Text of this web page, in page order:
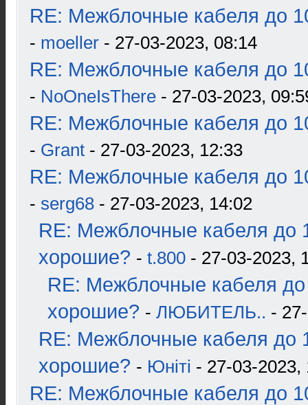
RE: Межблочные кабеля до
- moeller - 27-03-2023, 08:14
RE: Межблочные кабеля до
- NoOneIsThere - 27-03-2023,
RE: Межблочные кабеля до
- Grant - 27-03-2023, 12:33
RE: Межблочные кабеля до
- serg68 - 27-03-2023, 14:02
RE: Межблочные кабеля до
хорошие? - t.800 - 27-03-2023,
RE: Межблочные кабеля до
хорошие? - ЛЮБИТЕЛЬ.. -
RE: Межблочные кабеля до
хорошие? - Юнiтi - 27-03-2023,
RE: Межблочные кабеля до